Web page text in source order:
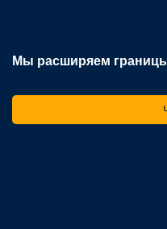
Мы расширяем